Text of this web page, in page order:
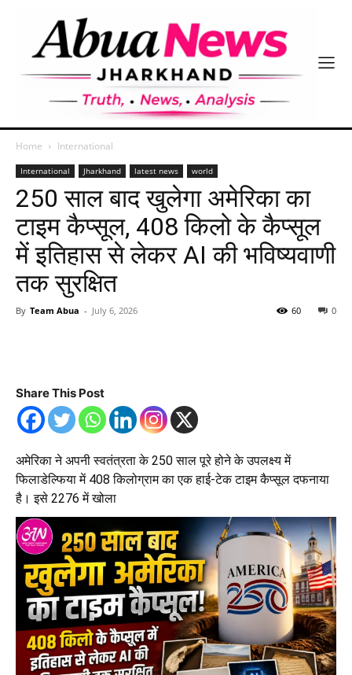
Home International
International Jharkhand latest news world
250 साल बाद खुलेगा अमेरिका का
टाइम कैप्सूल, 408 किलो के कैप्सूल
में इतिहास से लेकर AI की भविष्यवाणी
तक सुरक्षित
By Team Abua - July 6, 2026 0
60
Share This Post
अमेरिका ने अपनी स्वतंत्रता के 250 साल पूरे होने के उपलक्ष्य में
फिलाडेल्फिया में 408 किलोग्राम का एक हाई-टेक टाइम कैप्सूल दफनाया
है। इसे 2276 में खोला